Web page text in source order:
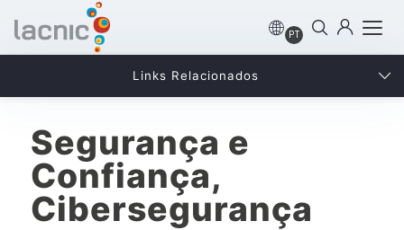
PT
Segurança e
Confiança,
Cibersegurança
Links Relacionados